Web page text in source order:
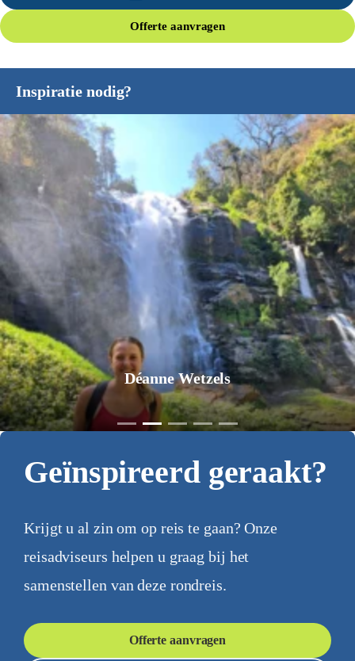
Offerte aanvragen
Inspiratie nodig?
Jurgen Pol
Geïnspireerd geraakt?
Krijgt u al zin om op reis te gaan? Onze
reisadviseurs helpen u graag bij het
samenstellen van deze rondreis.
Offerte aanvragen